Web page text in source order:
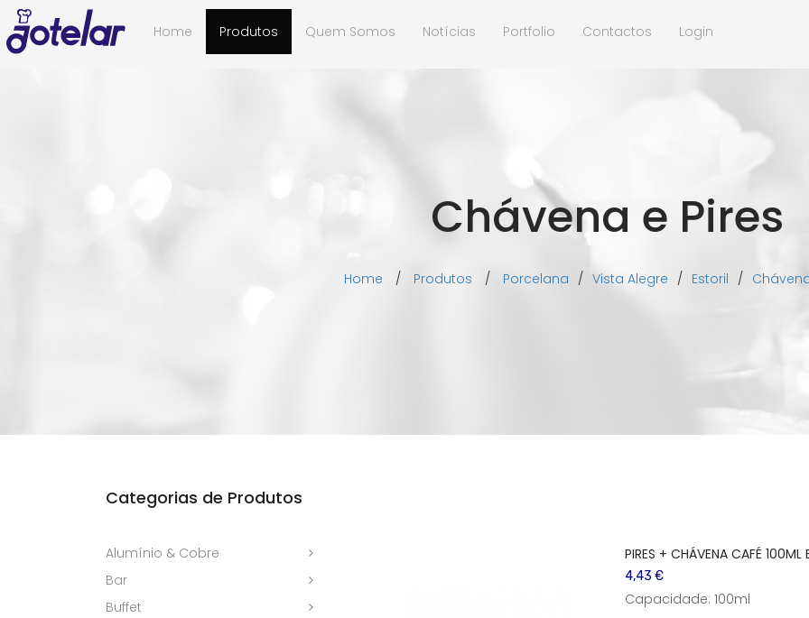
Home Produtos Quem Somos Notícias Portfolio Contactos Login
Chávena e Pires
Home / Produtos / Porcelana / Vista Alegre / Estoril /
Categorias de Produtos
Alumínio & Cobre
Bar
Buffet
PIRES + CHÁVENA CAFÉ 100ML
4,43 €
Capacidade: 100ml